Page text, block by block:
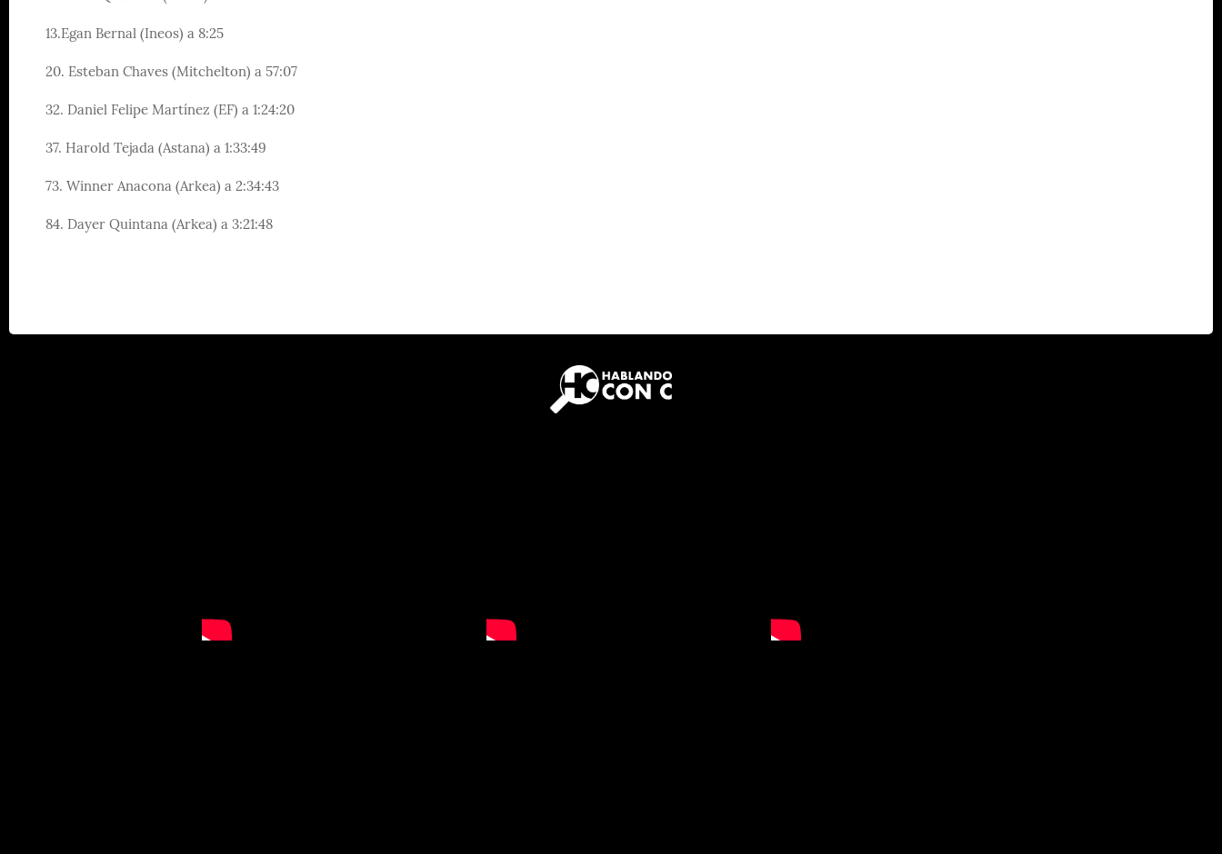
13.Egan Bernal (Ineos) a 8:25
20. Esteban Chaves (Mitchelton) a 57:07
32. Daniel Felipe Martínez (EF) a 1:24:20
37. Harold Tejada (Astana) a 1:33:49
73. Winner Anacona (Arkea) a 2:34:43
84. Dayer Quintana (Arkea) a 3:21:48